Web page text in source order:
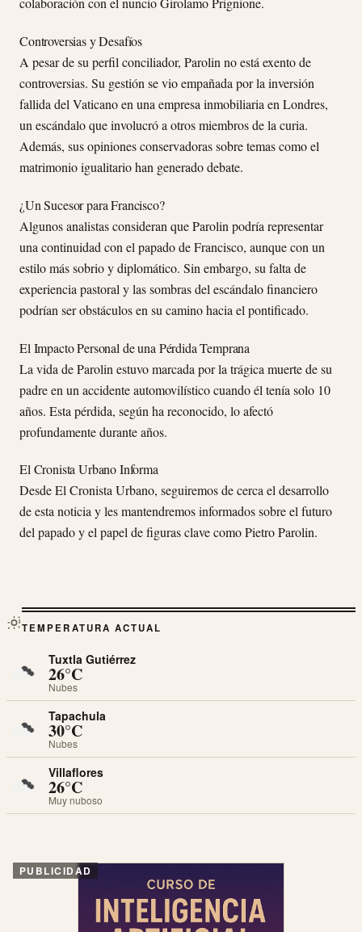
Controversias y Desafíos
A pesar de su perfil conciliador, Parolin no está exento de
controversias. Su gestión se vio empañada por la inversión
fallida del Vaticano en una empresa inmobiliaria en Londres,
un escándalo que involucró a otros miembros de la curia.
Además, sus opiniones conservadoras sobre temas como el
matrimonio igualitario han generado debate.
¿Un Sucesor para Francisco?
Algunos analistas consideran que Parolin podría representar
una continuidad con el papado de Francisco, aunque con un
estilo más sobrio y diplomático. Sin embargo, su falta de
experiencia pastoral y las sombras del escándalo financiero
podrían ser obstáculos en su camino hacia el pontificado.
El Impacto Personal de una Pérdida Temprana
La vida de Parolin estuvo marcada por la trágica muerte de su
padre en un accidente automovilístico cuando él tenía solo 10
años. Esta pérdida, según ha reconocido, lo afectó
profundamente durante años.
El Cronista Urbano Informa
Desde El Cronista Urbano, seguiremos de cerca el desarrollo
de esta noticia y les mantendremos informados sobre el futuro
del papado y el papel de figuras clave como Pietro Parolin.
TEMPERATURA ACTUAL
Tuxtla Gutiérrez
26°C
Nubes
Tapachula
30°C
Nubes
Villaflores
26°C
Muy nuboso
PUBLICIDAD